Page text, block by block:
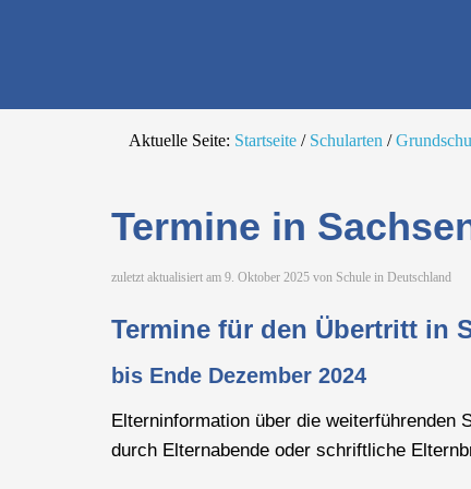
Die richtige
Aktuelle Seite: Startseite / Schularten /
Termine in
zuletzt aktualisiert am 9. Oktober 2025 von Schule in Deutschland
Termine für den Übertritt in
bis Ende Dezember 2024
Elterninformation über die weiterführenden
durch Elternabende oder schriftliche